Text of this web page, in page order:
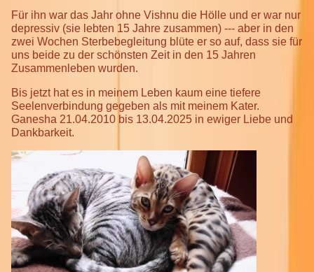
Für ihn war das Jahr ohne Vishnu die Hölle und er war nur
depressiv (sie lebten 15 Jahre zusammen) --- aber in den
zwei Wochen Sterbebegleitung blüte er so auf, dass sie für
uns beide zu der schönsten Zeit in den 15 Jahren
Zusammenleben wurden.
Bis jetzt hat es in meinem Leben kaum eine tiefere
Seelenverbindung gegeben als mit meinem Kater.
Ganesha 21.04.2010 bis 13.04.2025 in ewiger Liebe und
Dankbarkeit.